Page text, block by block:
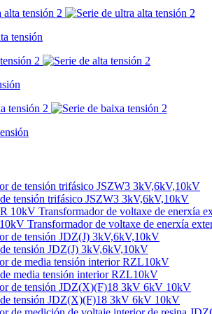
tensión
tensión trifásico JSZW3 3kV,6kV,10kV
Transformador de voltaxe de enerxía
tensión JDZ(J) 3kV,6kV,10kV
media tensión interior RZL10kV
tensión JDZ(X)(F)18 3kV 6kV 10kV